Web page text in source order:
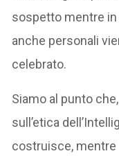
sospetto mentre
anche personali
celebrato.
Siamo al punto
sull’etica
costruisce, mentre